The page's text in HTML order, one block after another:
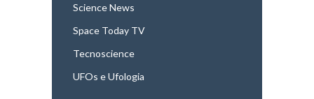
Science News
Space Today TV
Tecnoscience
UFOs e Ufologia